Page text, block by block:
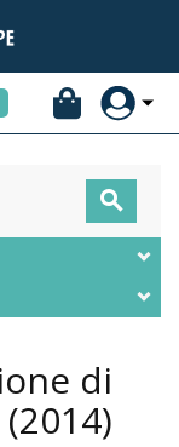

di
(2014)